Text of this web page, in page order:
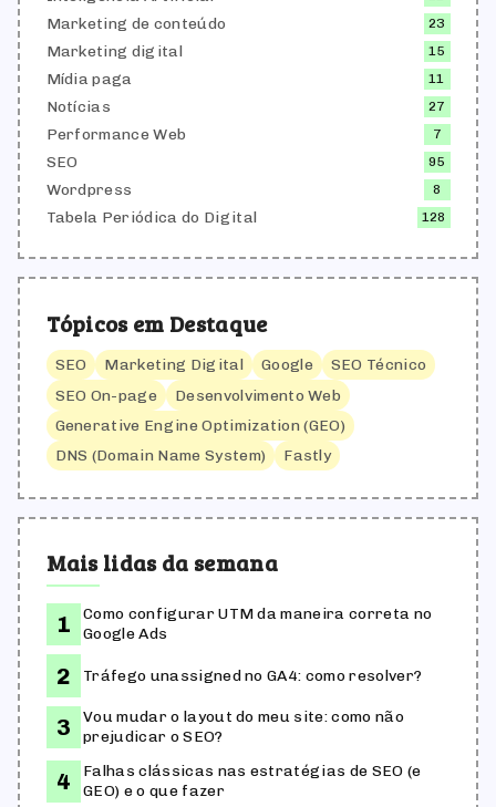
Marketing de conteúdo 23
Marketing digital 15
Mídia paga 11
Notícias 27
Performance Web 7
SEO 95
Wordpress 8
Tabela Periódica do Digital 128
Tópicos em Destaque
SEO Marketing Digital Google
SEO Técnico
SEO On-page
Desenvolvimento Web
Generative Engine Optimization (GEO)
DNS (Domain Name System)
Fastly
Mais lidas da semana
Como configurar UTM da maneira correta no
Google Ads
Tráfego unassigned no GA4: como resolver?
Vou mudar o layout do meu site: como não
prejudicar o SEO?
Falhas clássicas nas estratégias de SEO (e
GEO) e o que fazer